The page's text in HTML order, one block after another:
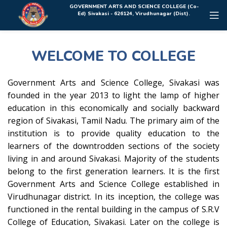
Rolex Replica Uhren DeutschlandGOVERNMENT ARTS AND SCIENCE COLLEGE (Co-
Ed) Sivakasi - 626124, Virudhunagar (Dist).
WELCOME TO COLLEGE
Government Arts and Science College, Sivakasi was
founded in the year 2013 to light the lamp of higher
education in this economically and socially backward
region of Sivakasi, Tamil Nadu. The primary aim of the
institution is to provide quality education to the
learners of the downtrodden sections of the society
living in and around Sivakasi. Majority of the students
belong to the first generation learners. It is the first
Government Arts and Science College established in
Virudhunagar district. In its inception, the college was
functioned in the rental building in the campus of S.R.V
College of Education, Sivakasi. Later on the college is